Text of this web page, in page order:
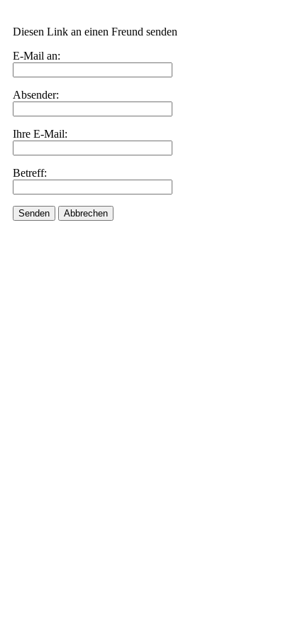
Diesen Link an einen Freund senden
E-Mail an:
Absender:
Ihre E-Mail:
Betreff:
Senden Abbrechen